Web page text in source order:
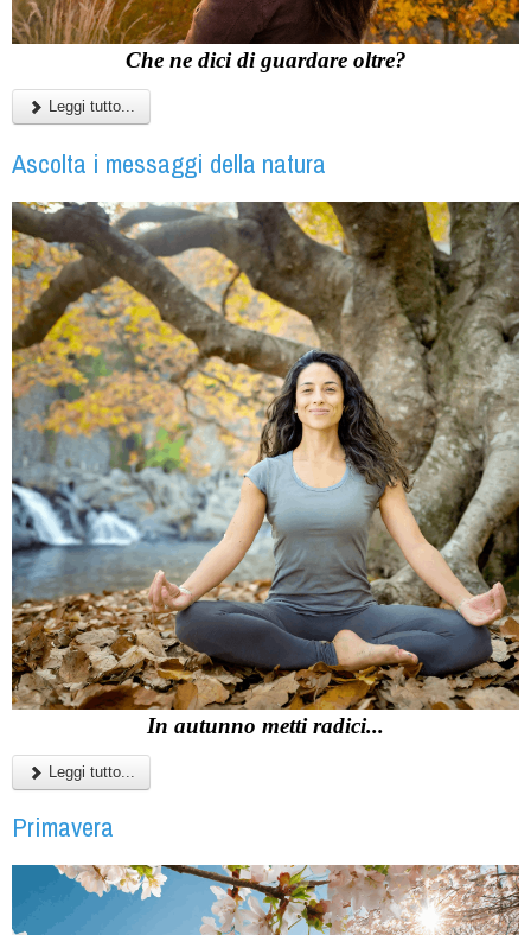
Che ne dici di guardare oltre?
Leggi tutto...
Ascolta i messaggi della natura
In autunno metti radici...
Leggi tutto...
Primavera